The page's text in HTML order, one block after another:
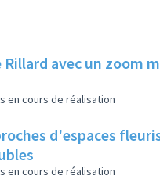
avec un zoom
en cours de réalisation
d'espaces
en cours de réalisation